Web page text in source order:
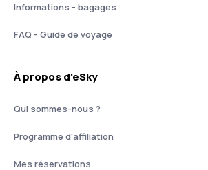
Informations - bagages
FAQ - Guide de voyage
À propos d'eSky
Qui sommes-nous ?
Programme d'affiliation
Mes réservations